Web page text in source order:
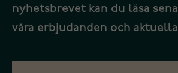
nyhetsbrevet kan du läsa
våra erbjudanden och